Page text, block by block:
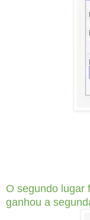
O segundo lugar
ganhou a